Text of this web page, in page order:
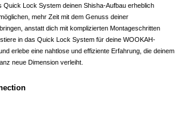
Quick Lock System deinen Shisha-Aufbau erheblich
mehr Zeit mit dem Genuss deiner
anstatt dich mit komplizierten Montageschritten
in das Quick Lock System für deine WOOKAH-
erlebe eine nahtlose und effiziente Erfahrung, die deinem
neue Dimension verleiht.